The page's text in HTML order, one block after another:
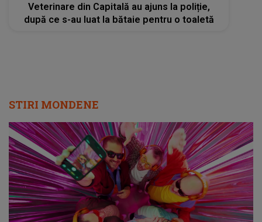
Veterinare din Capitală au ajuns la poliție,
după ce s-au luat la bătaie pentru o toaletă
STIRI MONDENE